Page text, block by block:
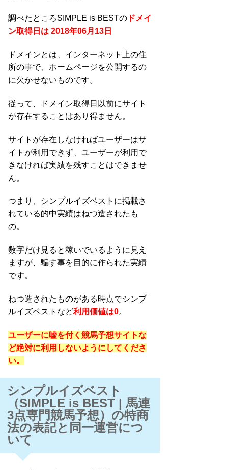
調べたところSIMPLE is BESTのドメイ
ン取得日は 2018年06月13日
ドメインとは、インターネット上の住
所の事で、ホームページを公開するの
に欠かせないものです。
従って、ドメイン取得日以前にサイト
が存在することはあり得ません。
サイトが存在しなければユーザーはサ
イトが利用できず、ユーザーが利用で
きなければ実績を残すことはできませ
ん。
つまり、シンプルイズベストに掲載さ
れている的中実績はねつ造されたも
の。
数字だけ見ると稼いでいるように見え
ますが、騙す事を目的に作られた実績
です。
ねつ造されたものがある時点でシンプ
ルイズベストなど利用価値は0。
ユーザーに嘘を付く競馬予想サイトな
ど絶対に利用しないようにしてくださ
い。
シンプルイズベスト
（SIMPLE is BEST | 馬連
3点専門競馬予想）の特商
法の表記と同一運営につ
いて